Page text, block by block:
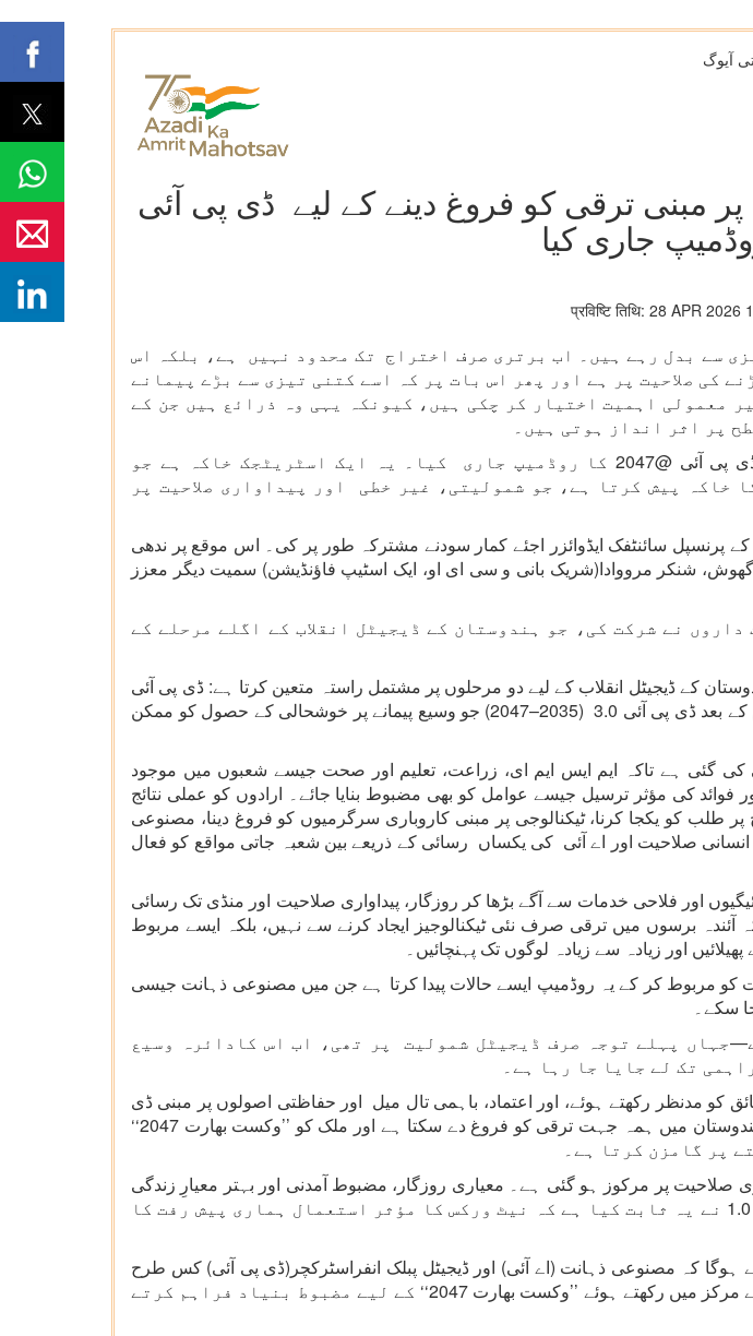
آیوگ
پر مبنی ترقی کو فروغ دینے کے لیے ڈی پی آئی
प्रविष्टि तिथि: 28 APR
کے اصول تیزی سے بدل رہے ہیں۔ اب برتری صرف اختراج تک محدود نہیں ہے، بلکہ اس
کی صلاحیت پر ہے اور پھر اس بات پر کہ اسے کتنی تیزی سے بڑے پیمانے
معمولی اہمیت اختیار کر چکی ہیں، کیونکہ یہی وہ ذرائع ہیں جن کے
پر اثر انداز ہوتی ہیں۔
اسی پس منظر میں نیتی آیوگ نے 27 اپریل 2026 کو ’’وکست بھارت‘‘ کے لیے ڈی پی آئی @2047 کا روڈمیپ جاری کیا۔ یہ ایک اسٹریٹجک خاکہ ہے جو
خاکہ پیش کرتا ہے، جو شمولیتی، غیر خطی اور پیداواری صلاحیت پر
سائنٹفک ایڈوائزر اجئے کمار سودنے مشترکہ طور پر کی۔ اس موقع پر ندھی
گھوش، شنکر مرووادا(شریک بانی و سی ای او، ایک اسٹیپ فاؤنڈیشن) سمیت دیگر معزز
نے شرکت کی، جو ہندوستان کے ڈیجیٹل انقلاب کے اگلے مرحلے کے
کے ڈیجیٹل انقلاب کے لیے دو مرحلوں پر مشتمل راستہ متعین کرتا ہے: ڈی پی آئی
2.0 ( (2025–2035 جو بڑے پیمانے پر روزگار پر مبنی ترقی کو فروغ دے گا، اور اس کے بعد ڈی پی آئی 3.0 (2035–2047) جو وسیع پیمانے پر خوشحالی کے حصول کو ممکن
کی گئی ہے تاکہ ایم ایس ایم ای، زراعت، تعلیم اور صحت جیسے شعبوں میں موجود
کی مؤثر ترسیل جیسے عوامل کو بھی مضبوط بنایا جائے۔ ارادوں کو عملی نتائج
کو یکجا کرنا، ٹیکنالوجی پر مبنی کاروباری سرگرمیوں کو فروغ دینا، مصنوعی
انسانی صلاحیت اور اے آئی کی یکساں رسائی کے ذریعے بین شعبہ جاتی مواقع کو فعال
کو شناخت، ادائیگیوں اور فلاحی خدمات سے آگے بڑھا کر روزگار، پیداواری صلاحیت اور منڈی تک رسائی
برسوں میں ترقی صرف نئی ٹیکنالوجیز ایجاد کرنے سے نہیں، بلکہ ایسے مربوط
اور زیادہ سے زیادہ لوگوں تک پہنچائیں۔
جدّت کو مربوط کر کے یہ روڈمیپ ایسے حالات پیدا کرتا ہے جن میں مصنوعی ذہانت جیسی
سکے۔
پہلے توجہ صرف ڈیجیٹل شمولیت پر تھی، اب اس کادائرہ وسیع
تک لے جایا جا رہا ہے۔
کو مدنظر رکھتے ہوئے، اور اعتماد، باہمی تال میل اور حفاظتی اصولوں پر مبنی ڈی
پی آئی 2.0 ٹیکنالوجی کے مؤثر استعمال کاعملی راستہ فراہم کرتا ہے، جو پورے ہندوستان میں ہمہ جہت ترقی کو فروغ دے سکتا ہے اور ملک کو ’’وکست بھارت 2047‘‘
پر گامزن کرتا ہے۔
پر مرکوز ہو گئی ہے۔ معیاری روزگار، مضبوط آمدنی اور بہتر معیارِ زندگی
کا انحصار بڑھتی ہوئی پیداواری صلاحیت پر ہے۔ انہوں نے مزید کہا کہ ڈی پی آئی 1.0 نے یہ ثابت کیا ہے کہ نیٹ ورکس کا مؤثر استعمال ہماری پیش رفت کا
کہ مصنوعی ذہانت (اے آئی) اور ڈیجیٹل پبلک انفراسٹرکچر(ڈی پی آئی) کس طرح
بڑے پیمانے پر پیداواری صلاحیت میں اضافہ کرسکتے ہیں، اور اسے ملک کی ترقی کے مرکز میں رکھتے ہوئے ’’وکست بھارت 2047‘‘ کے لیے مضبوط بنیاد فراہم کرتے